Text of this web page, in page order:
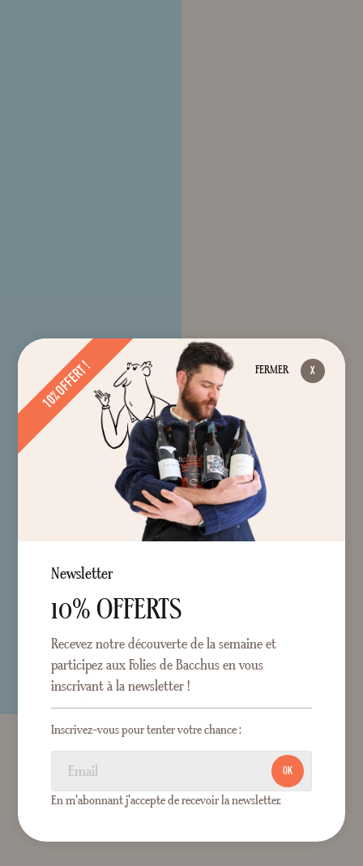
FERMER
10% OFFERT !
Newsletter
10% OFFERTS
Recevez notre découverte de la semaine et
participez aux Folies de Bacchus en vous
inscrivant à la newsletter !
Inscrivez-vous pour tenter votre chance :
OK
En m'abonnant j'accepte de recevoir la newsletter.